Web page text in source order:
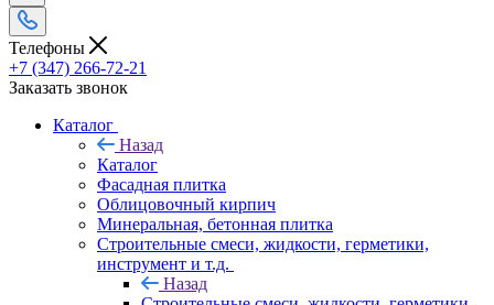
Телефоны
+7 (347) 266-72-21
Заказать звонок
Каталог
Назад
Каталог
Фасадная плитка
Облицовочный кирпич
Минеральная, бетонная плитка
Строительные смеси, жидкости, герметики,
инструмент и т.д.
Назад